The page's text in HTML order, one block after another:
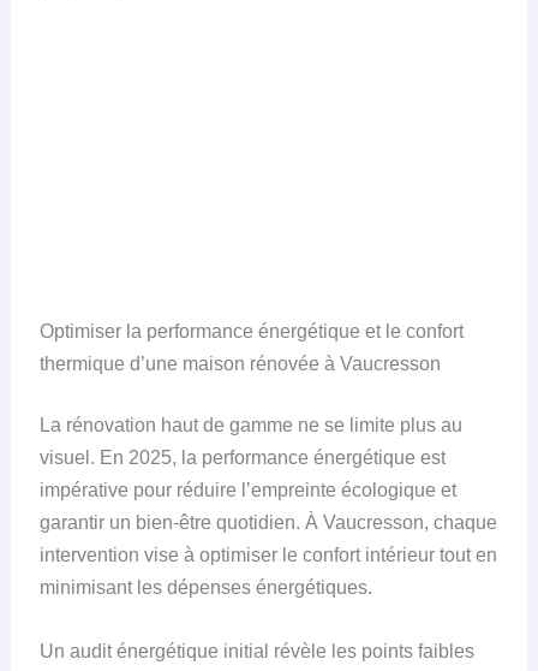
Optimiser la performance énergétique et le confort
thermique d’une maison rénovée à Vaucresson
La rénovation haut de gamme ne se limite plus au
visuel. En 2025, la performance énergétique est
impérative pour réduire l’empreinte écologique et
garantir un bien-être quotidien. À Vaucresson, chaque
intervention vise à optimiser le confort intérieur tout en
minimisant les dépenses énergétiques.
Un audit énergétique initial révèle les points faibles